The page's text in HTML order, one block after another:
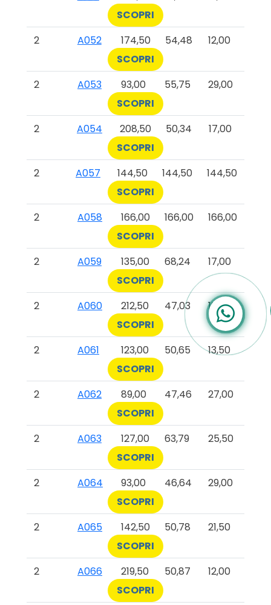
SCOPRI
2
A052 174,50 54,48
12,00
SCOPRI
2
A053 93,00 55,75
29,00
SCOPRI
2
A054 208,50 50,34
17,00
SCOPRI
2
A057 144,50 144,50
144,50
SCOPRI
2
A058 166,00 166,00
166,00
SCOPRI
2
A059 135,00 68,24
17,00
SCOPRI
2
A060 212,50 47,03
12,00
SCOPRI
2
A061 123,00 50,65
13,50
SCOPRI
2
A062 89,00 47,46
27,00
SCOPRI
2
A063 127,00 63,79
25,50
SCOPRI
2
A064 93,00 46,64
29,00
SCOPRI
2
A065 142,50 50,78
21,50
SCOPRI
2
A066 219,50 50,87
12,00
SCOPRI